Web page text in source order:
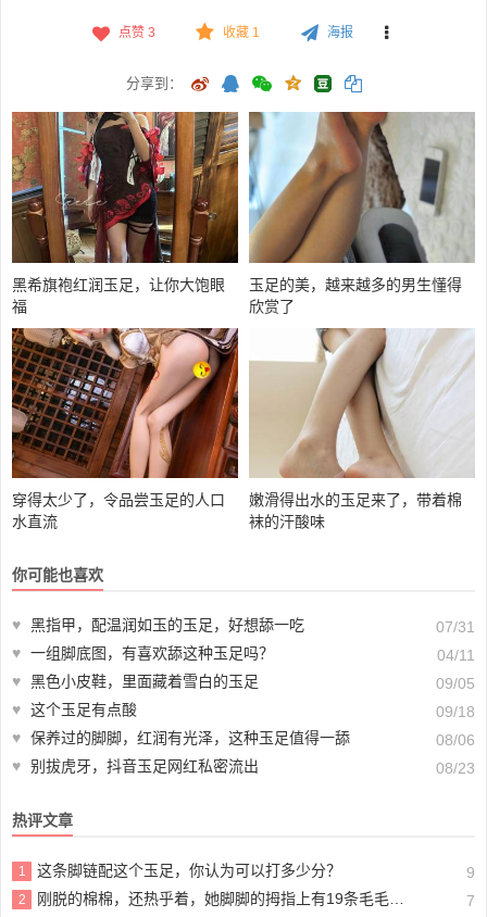
点赞 3 收藏 1 海报
分享到：
黑希旗袍红润玉足，让你大饱眼
福
玉足的美，越来越多的男生懂得
欣赏了
穿得太少了，令品尝玉足的人口
水直流
嫩滑得出水的玉足来了，带着棉
袜的汗酸味
你可能也喜欢
♥ 黑指甲，配温润如玉的玉足，好想舔一吃
07/31
♥ 一组脚底图，有喜欢舔这种玉足吗？
04/11
♥ 黑色小皮鞋，里面藏着雪白的玉足
09/05
♥ 这个玉足有点酸
09/18
♥ 保养过的脚脚，红润有光泽，这种玉足值得一舔
08/06
♥ 别拔虎牙，抖音玉足网红私密流出 08/23
热评文章
1 这条脚链配这个玉足，你认为可以打多少分？ 9
2 刚脱的棉棉，还热乎着，她脚脚的拇指上有19条毛毛，不信你数数 7